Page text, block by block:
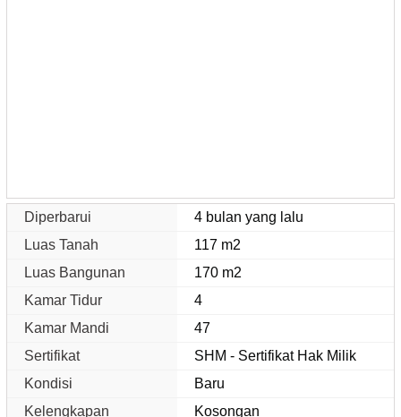
Diperbarui
4 bulan yang lalu
Luas Tanah
117 m2
Luas Bangunan
170 m2
Kamar Tidur
4
Kamar Mandi
47
Sertifikat
SHM - Sertifikat Hak Milik
Kondisi
Baru
Kelengkapan
Kosongan